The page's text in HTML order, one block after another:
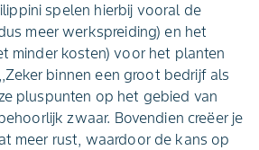
spelen hierbij vooral de
meer werkspreiding) en het
minder kosten) voor het planten
binnen een groot bedrijf als
pluspunten op het gebied van
zwaar. Bovendien creëer je
meer rust, waardoor de kans op